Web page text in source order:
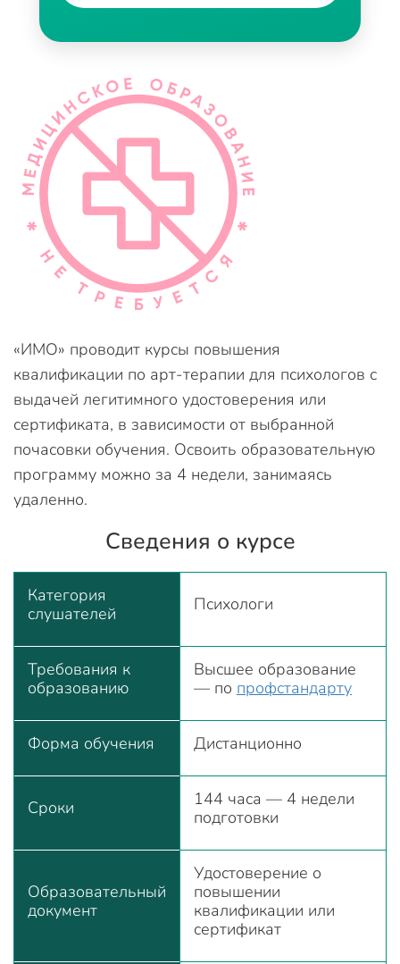
«ИМО» проводит курсы повышения
квалификации по арт-терапии для психологов с
выдачей легитимного удостоверения или
сертификата, в зависимости от выбранной
почасовки обучения. Освоить образовательную
программу можно за 4 недели, занимаясь
удаленно.
Сведения о курсе
Категория
слушателей
Психологи
Требования к
образованию
Высшее образование
— по профстандарту
Форма обучения Дистанционно
Сроки
144 часа — 4 недели
подготовки
Образовательный
документ
Удостоверение о
повышении
квалификации или
сертификат